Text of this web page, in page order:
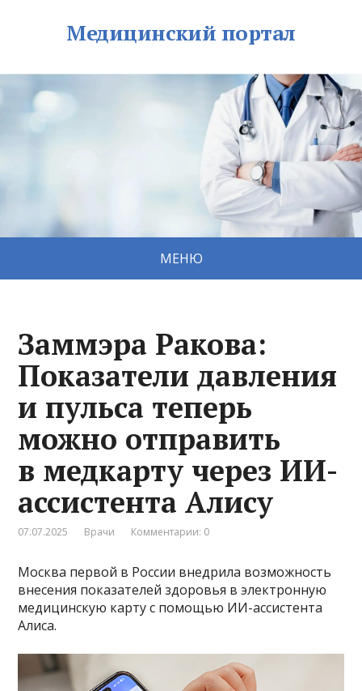
Медицинский портал
МЕНЮ
Заммэра Ракова:
Показатели давления
и пульса теперь
можно отправить
в медкарту через ИИ-
ассистента Алису
07.07.2025 Врачи Комментарии: 0
Москва первой в России внедрила возможность
внесения показателей здоровья в электронную
медицинскую карту с помощью ИИ-ассистента
Алиса.